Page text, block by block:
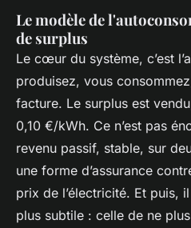
Le modèle de
de surplus
Le cœur du système, c’est
produisez, vous
facture. Le surplus est
0,10 €/kWh. Ce n’est pas
revenu passif, stable, sur
une forme d’assurance
prix de l’électricité. Et puis,
plus subtile : celle de ne